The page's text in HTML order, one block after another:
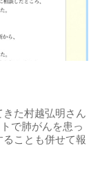
た村越弘明さん
で肺がんを患っ
ことも併せて報